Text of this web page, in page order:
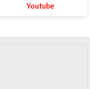
Youtube